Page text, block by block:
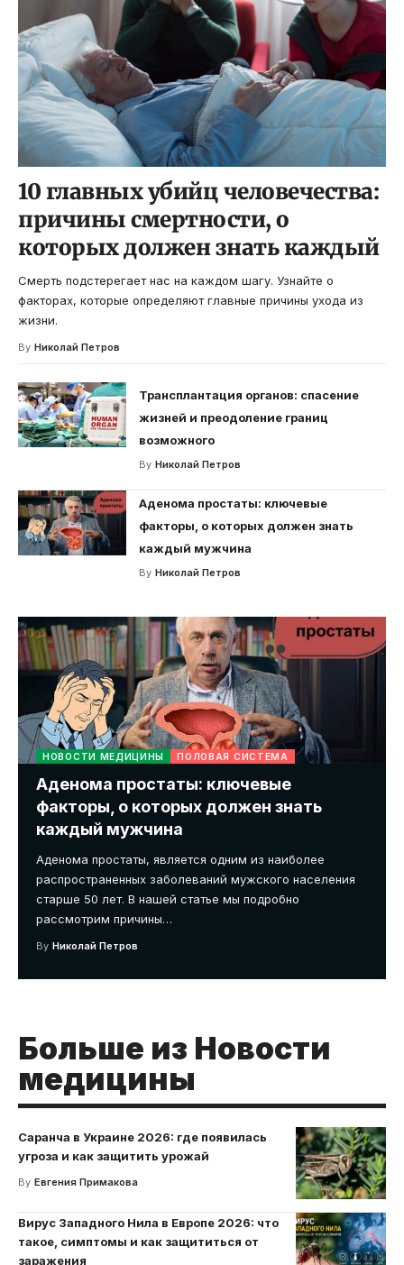
НОВОСТИ МЕДИЦИНЫ ПОЛОВАЯ СИСТЕМА
Аденома простаты: ключевые
факторы, о которых должен знать
каждый мужчина
Аденома простаты, является одним из наиболее
распространенных заболеваний мужского населения
старше 50 лет. В нашей статье мы подробно
рассмотрим причины…
By Николай Петров
10 главных убийц человечества:
причины смертности, о
которых должен знать каждый
Смерть подстерегает нас на каждом шагу. Узнайте о
факторах, которые определяют главные причины ухода из
жизни.
By Николай Петров
Трансплантация органов: спасение
жизней и преодоление границ
возможного
By Николай Петров
Аденома простаты: ключевые
факторы, о которых должен знать
каждый мужчина
By Николай Петров
Больше из Новости
медицины
Саранча в Украине 2026: где появилась
угроза и как защитить урожай
By Евгения Примакова
Вирус Западного Нила в Европе 2026: что
такое, симптомы и как защититься от
заражения